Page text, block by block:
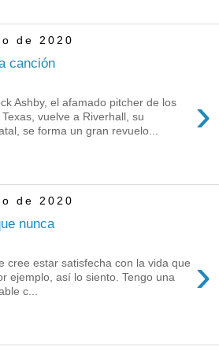
de 2020
canción
›
Ashby, el afamado pitcher de los
vuelve a Riverhall, su
se forma un gran revuelo...
de 2020
nunca
›
cree estar satisfecha con la vida que
ejemplo, así lo siento. Tengo una
c...